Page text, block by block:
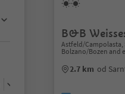
B&B
Astfeld/
Bolzano/Bozen and
2.7 km od